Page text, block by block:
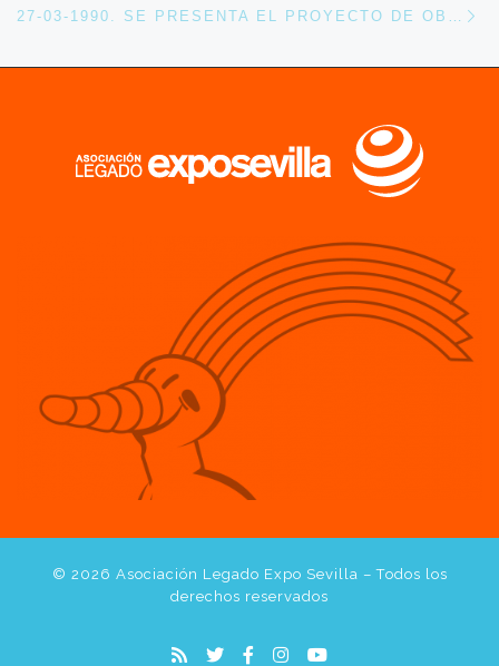
© 2026 Asociación Legado Expo Sevilla – Todos los
derechos reservados